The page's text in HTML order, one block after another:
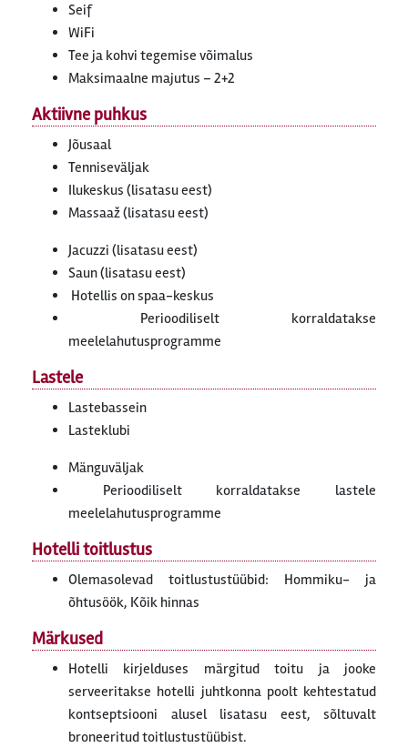
Seif
WiFi
Tee ja kohvi tegemise võimalus
Maksimaalne majutus – 2+2
Aktiivne puhkus
Jõusaal
Tenniseväljak
Ilukeskus (lisatasu eest)
Massaaž (lisatasu eest)
Jacuzzi (lisatasu eest)
Saun (lisatasu eest)
Hotellis on spaa-keskus
Perioodiliselt korraldatakse
meelelahutusprogramme
Lastele
Lastebassein
Lasteklubi
Mänguväljak
Perioodiliselt korraldatakse lastele
meelelahutusprogramme
Hotelli toitlustus
Olemasolevad toitlustustüübid: Hommiku- ja
õhtusöök, Kõik hinnas
Märkused
Hotelli kirjelduses märgitud toitu ja jooke
serveeritakse hotelli juhtkonna poolt kehtestatud
kontseptsiooni alusel lisatasu eest, sõltuvalt
broneeritud toitlustustüübist.